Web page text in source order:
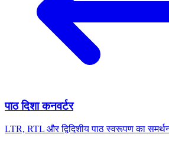
पाठ दिशा कनवर्टर
LTR, RTL और द्विदिशीय पाठ स्वरूपण का